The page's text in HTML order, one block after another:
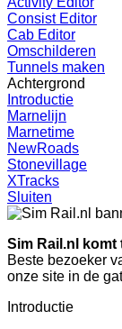
Consist Editor
Cab Editor
Omschilderen
Tunnels maken
Achtergrond
Introductie
Marnelijn
Marnetime
NewRoads
Stonevillage
XTracks
Sluiten
Sim Rail.nl komt
Beste bezoeker
onze site in de
Introductie